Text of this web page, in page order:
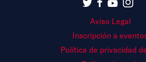
Aviso Legal
Inscripción a
Política de privacidad